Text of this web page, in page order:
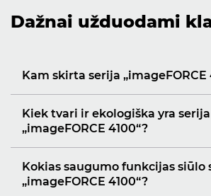
Dažnai užduodami
Kam skirta serija „imageFORCE
Kiek tvari ir ekologiška yra serija
„imageFORCE 4100“?
Kokias saugumo funkcijas siūlo
„imageFORCE 4100“?